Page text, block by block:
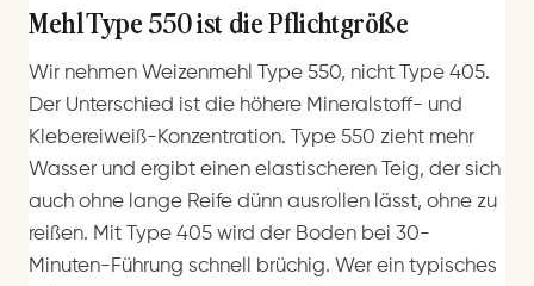
Mehl Type 550 ist die Pflichtgröße
Wir nehmen Weizenmehl Type 550, nicht Type 405.
Der Unterschied ist die höhere Mineralstoff- und
Klebereiweiß-Konzentration. Type 550 zieht mehr
Wasser und ergibt einen elastischeren Teig, der sich
auch ohne lange Reife dünn ausrollen lässt, ohne zu
reißen. Mit Type 405 wird der Boden bei 30-
Minuten-Führung schnell brüchig. Wer ein typisches